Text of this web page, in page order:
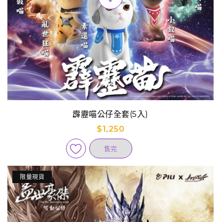
霹靂喵公仔全套(5入)
$1,250
售完
限量現貨